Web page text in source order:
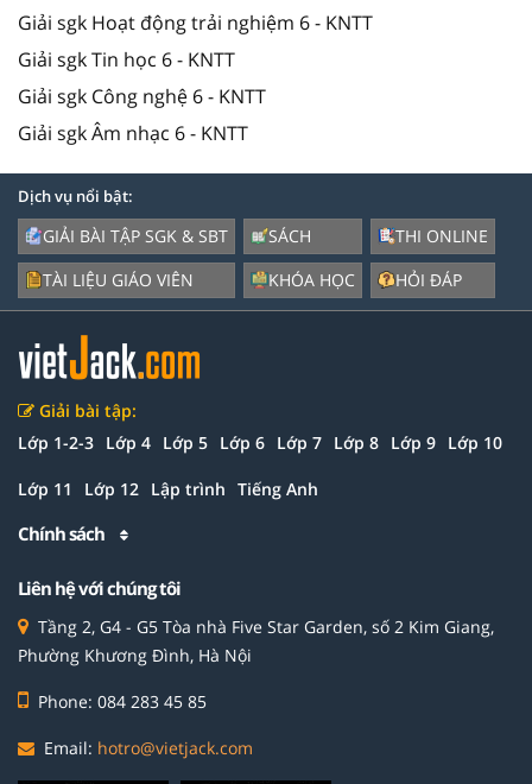
Giải sgk Hoạt động trải nghiệm 6 - KNTT
Giải sgk Tin học 6 - KNTT
Giải sgk Công nghệ 6 - KNTT
Giải sgk Âm nhạc 6 - KNTT
Dịch vụ nổi bật:
GIẢI BÀI TẬP SGK & SBT
TÀI LIỆU GIÁO VIÊN
SÁCH
KHÓA HỌC
THI ONLINE
HỎI ĐÁP
Giải bài tập:
Lớp 1-2-3 Lớp 4 Lớp 5 Lớp 6 Lớp 7 Lớp 8 Lớp 9 Lớp 10
Lớp 11 Lớp 12 Lập trình Tiếng Anh
Chính sách
Liên hệ với chúng tôi
Tầng 2, G4 - G5 Tòa nhà Five Star Garden, số 2 Kim Giang,
Phường Khương Đình, Hà Nội
Phone: 084 283 45 85
Email: hotro@vietjack.com